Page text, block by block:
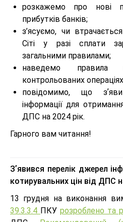
розкажемо про нові
прибутків банків;
з’ясуємо, чи
Сіті у разі сплати
загальними правилами;
наведемо
контрольованих
повідомимо, що
інформації для
ДПС на 2024 рік.
Гарного вам читання!
Зʼявився перелік джерел
котирувальних цін від ДПС
13 грудня на виконання
39.3.3.4 ПКУ розроблено та